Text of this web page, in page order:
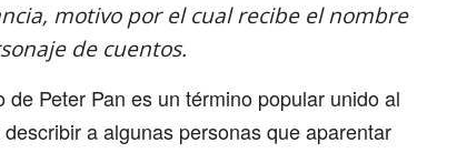
motivo por el cual recibe el nombre
de cuentos.
de Peter Pan es un término popular unido al
a algunas personas que aparentar